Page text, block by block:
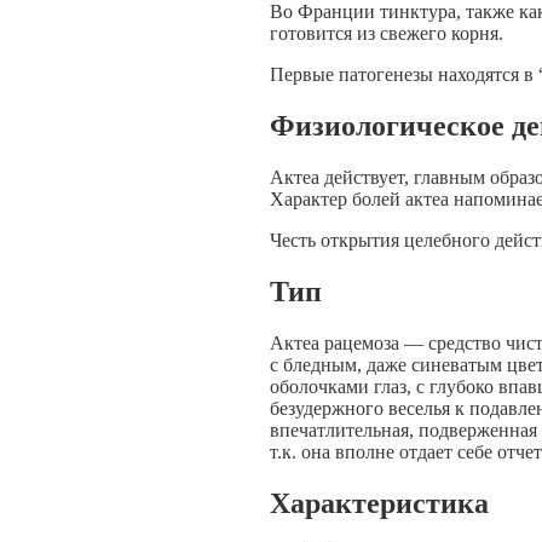
Во Франции тинктура, также
готовится из свежего корня.
Первые патогенезы находятся
Физиологическое
Актеа действует, главным
Характер болей актеа
Честь открытия целебного
Тип
Актеа рацемоза — средство
с бледным, даже синеватым
оболочками глаз, с глубоко
безудержного веселья к
впечатлительная,
т.к. она вполне отдает себе
Характеристика